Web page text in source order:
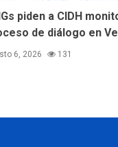
piden a CIDH
de diálogo en
6, 2026 131